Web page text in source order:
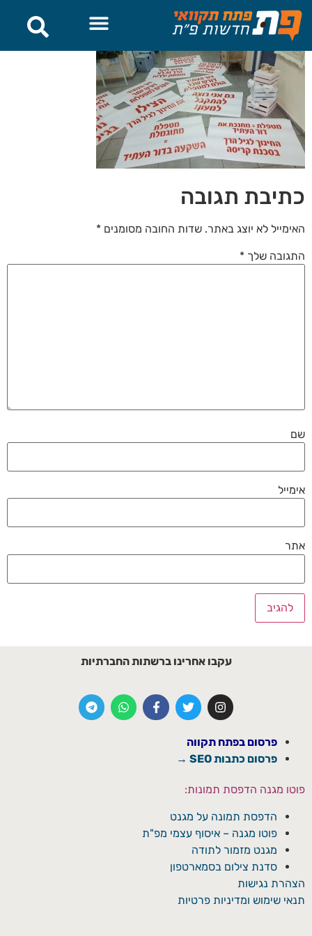
לתוכן
כתיבת תגובה
האימייל לא יוצג באתר. שדות החובה מסומנים *
התגובה שלך *
שם
אימייל
אתר
עקבו אחרינו ברשתות החברתיות
פרסום בפתח תקווה
פרסום כתבות SEO →
פוטו מגנה הדפסת תמונות:
הדפסת תמונה על מגנט
פוטו מגנה – איסוף עצמי מפ"ת
מגנט מזמור לתודה
סדנת צילום בסמארטפון
הצהרת נגישות
תנאי שימוש ומדיניות פרטיות